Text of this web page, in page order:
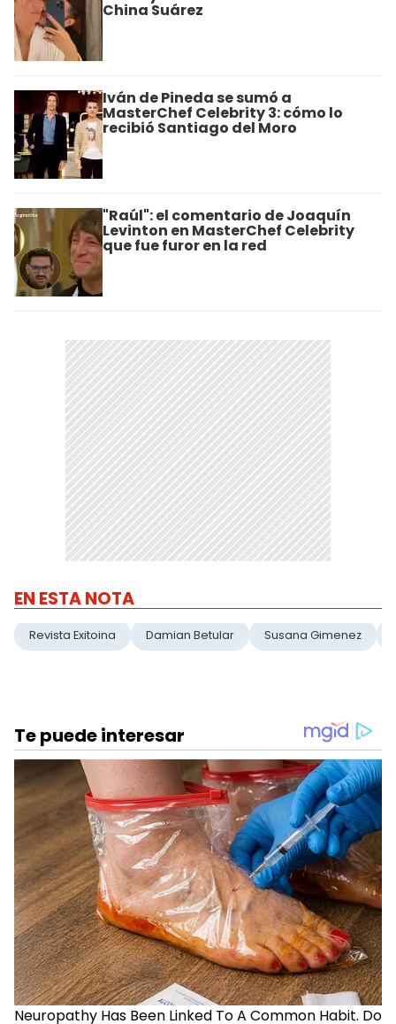
China Suárez
Iván de Pineda se sumó a
MasterChef Celebrity 3: cómo lo
recibió Santiago del Moro
"Raúl": el comentario de Joaquín
Levinton en MasterChef Celebrity
que fue furor en la red
EN ESTA NOTA
Revista Exitoina Damian Betular Susana Gimenez